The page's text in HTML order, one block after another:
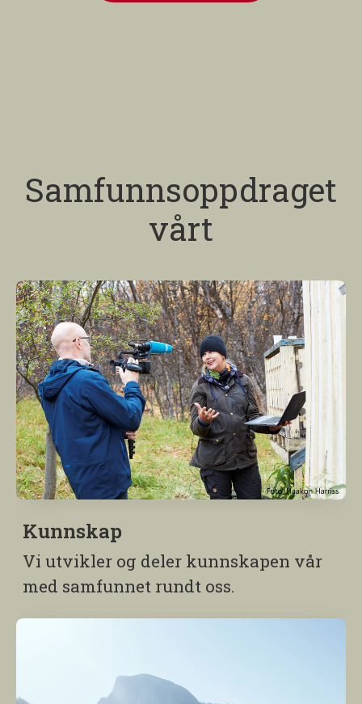
Samfunnsoppdraget
vårt
Kunnskap
Vi utvikler og deler kunnskapen vår
med samfunnet rundt oss.